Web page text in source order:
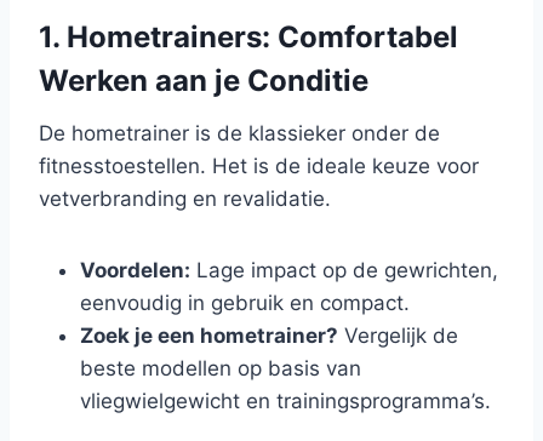
1. Hometrainers: Comfortabel
Werken aan je Conditie
De hometrainer is de klassieker onder de
fitnesstoestellen. Het is de ideale keuze voor
vetverbranding en revalidatie.
Voordelen: Lage impact op de gewrichten,
eenvoudig in gebruik en compact.
Zoek je een hometrainer? Vergelijk de
beste modellen op basis van
vliegwielgewicht en trainingsprogramma’s.